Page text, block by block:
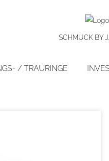
SCHMUCK BY
/ TRAURINGE